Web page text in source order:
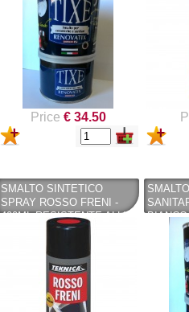
Price € 34.50
SMALTO SINTETICO
SPRAY ROSSO FRENI -
400ML RESISTENTE ALLE
4 PINZE FRENI …